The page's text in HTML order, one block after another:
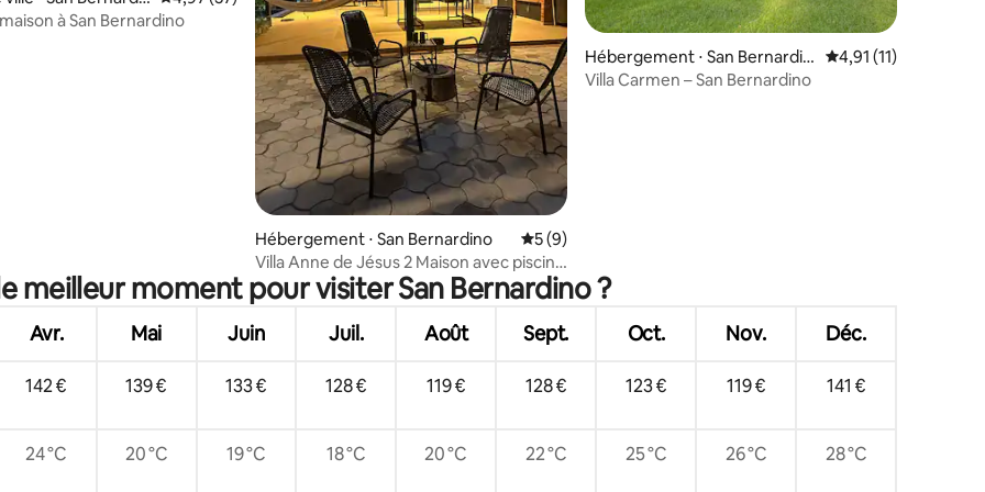
sur la base de 7 commentaires : 5 sur 5
à San Bernardino
Hébergement ⋅ San Bernardino Évaluation moyenne sur la base de 9 commentaires : 5 sur 5
5 (9)
Villa Anne de Jésus 2 Maison avec piscine
et barbecue
Hébergement ⋅ San Bernardin
o
Évaluation moyenne
4,91 (11)
Villa Carmen – San Bernardino
meilleur moment pour visiter San Bernardino ?
Avr. Mai Juin Juil. Août Sept. Oct. Nov. Déc.
142 € 139 € 133 € 128 € 119 € 128 € 123 € 119 € 141 €
24 °C 20 °C 19 °C 18 °C 20 °C 22 °C 25 °C 26 °C 28 °C